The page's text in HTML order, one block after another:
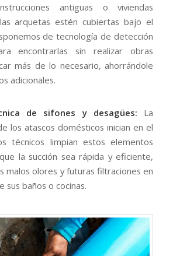
antiguas o viviendas
arquetas estén cubiertas bajo el
de tecnología de detección
encontrarlas sin realizar obras
más de lo necesario, ahorrándole
adicionales.
de sifones y desagües: La
los atascos domésticos inician en el
técnicos limpian estos elementos
la succión sea rápida y eficiente,
malos olores y futuras filtraciones en
sus baños o cocinas.